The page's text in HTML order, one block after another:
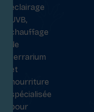
éclairage
UVB,
chauffage
de
terrarium
et
nourriture
spécialisée
pour